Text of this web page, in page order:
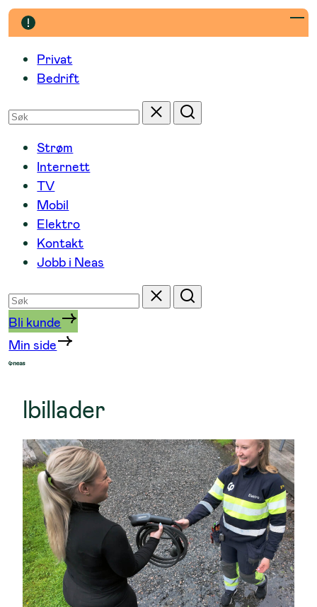
Hopp
til
innholdPrivat
Bedrift
Søk
etter
Tilbakestill
Søk
Strøm
Internett
TV
Mobil
Elektro
Kontakt
Jobb i Neas
Søk
etter
Tilbakestill
Søk
Bli kunde
Min side
lbillader